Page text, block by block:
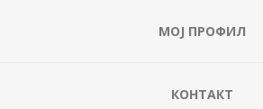
МОЈ ПРОФИЛ
КОНТАКТ